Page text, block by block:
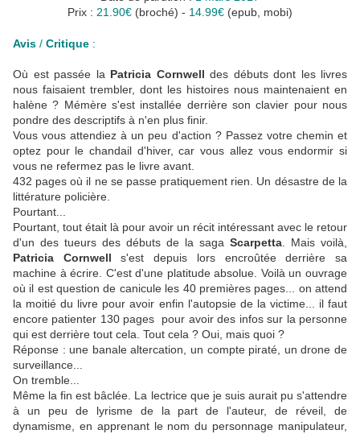
Prix : 21.90€ (broché) - 14.99€ (epub, mobi)
Avis / Critique :
Où est passée la Patricia Cornwell des débuts dont les livres
nous faisaient trembler, dont les histoires nous maintenaient en
halène ? Mémère s'est installée derrière son clavier pour nous
pondre des descriptifs à n'en plus finir.
Vous vous attendiez à un peu d'action ? Passez votre chemin et
optez pour le chandail d'hiver, car vous allez vous endormir si
vous ne refermez pas le livre avant.
432 pages où il ne se passe pratiquement rien. Un désastre de la
littérature policière.
Pourtant...
Pourtant, tout était là pour avoir un récit intéressant avec le retour
d'un des tueurs des débuts de la saga Scarpetta . Mais voilà,
Patricia Cornwell s'est depuis lors encroûtée derrière sa
machine à écrire. C'est d'une platitude absolue. Voilà un ouvrage
où il est question de canicule les 40 premières pages... on attend
la moitié du livre pour avoir enfin l'autopsie de la victime... il faut
encore patienter 130 pages pour avoir des infos sur la personne
qui est derrière tout cela. Tout cela ? Oui, mais quoi ?
Réponse : une banale altercation, un compte piraté, un drone de
surveillance...
On tremble...
Même la fin est bâclée. La lectrice que je suis aurait pu s'attendre
à un peu de lyrisme de la part de l'auteur, de réveil, de
dynamisme, en apprenant le nom du personnage manipulateur,